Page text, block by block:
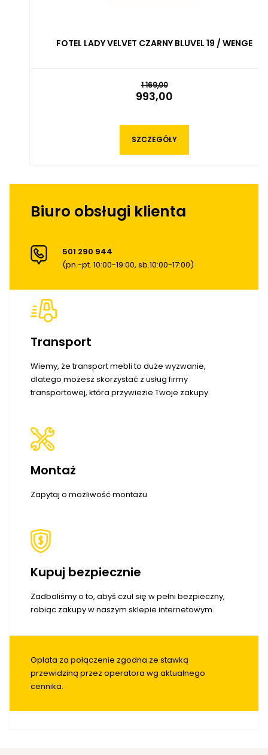
FOTEL LADY VELVET CZARNY BLUVEL 19 / WENGE
1 169,00
993,00
SZCZEGÓŁY
Biuro obsługi klienta
501 290 944
(pn.-pt. 10:00-19:00, sb.10:00-17:00)
Transport
Wiemy, że transport mebli to duże wyzwanie,
dlatego możesz skorzystać z usług firmy
transportowej, która przywiezie Twoje zakupy.
Montaż
Zapytaj o możliwość montażu
Kupuj bezpiecznie
Zadbaliśmy o to, abyś czuł się w pełni bezpieczny,
robiąc zakupy w naszym sklepie internetowym.
Opłata za połączenie zgodna ze stawką
przewidziną przez operatora wg aktualnego
cennika.